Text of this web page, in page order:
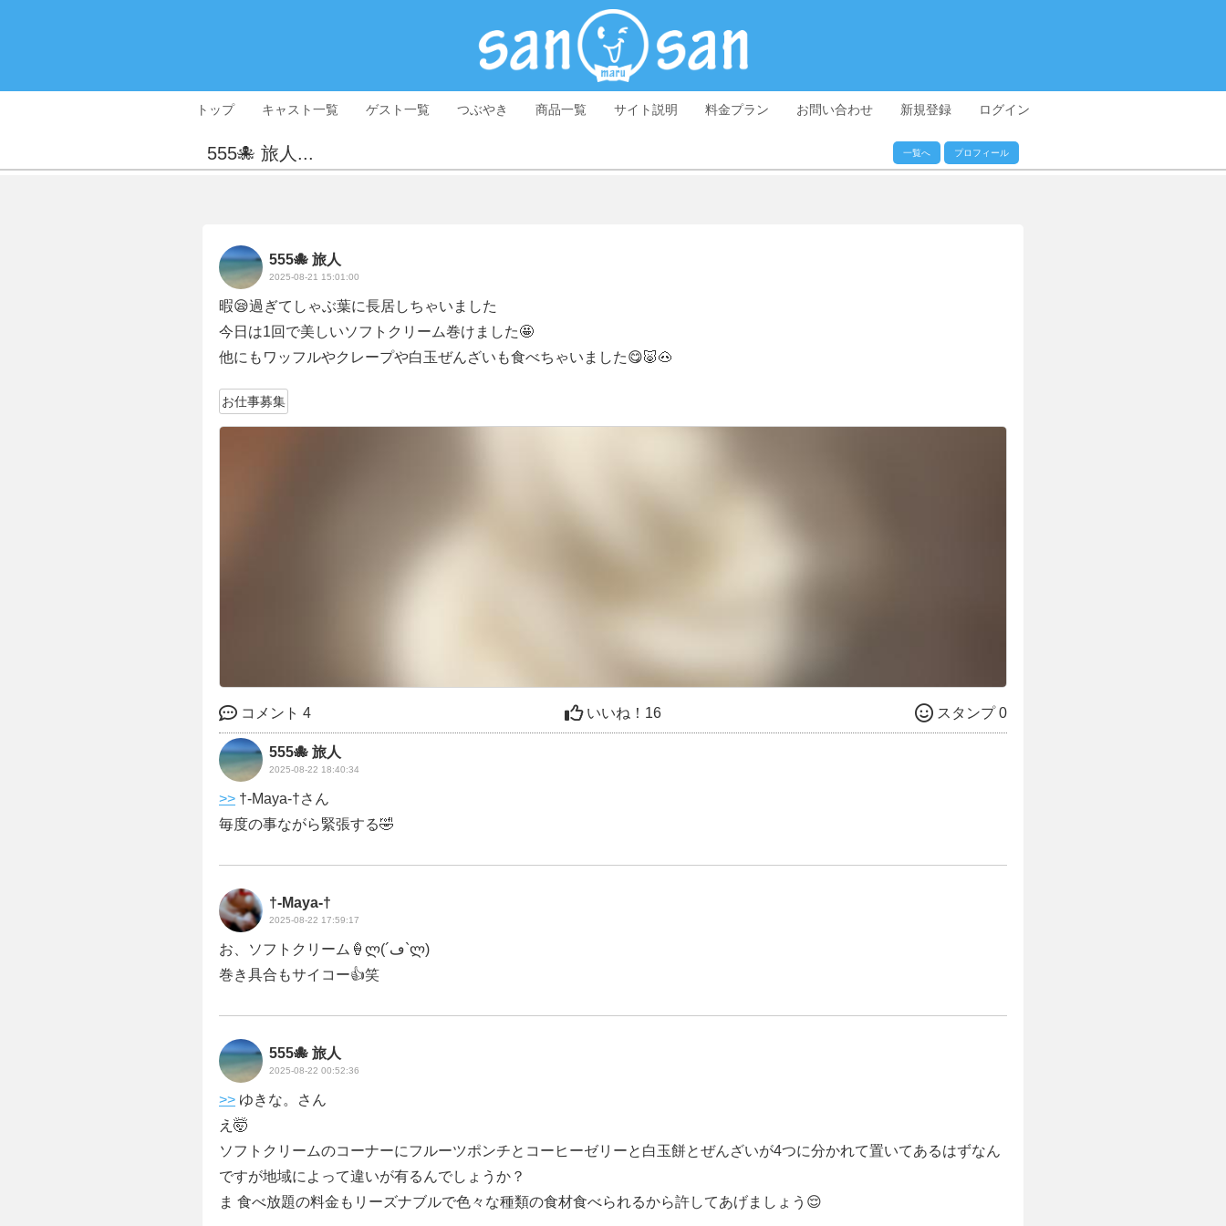
トップ キャスト一覧 ゲスト一覧 つぶやき 商品一覧 サイト説明 料金プラン お問い合わせ 新規登録 ログイン
555🐙 旅人... 一覧へ プロフィール
555🐙 旅人
2025-08-21 15:01:00
暇😪過ぎてしゃぶ葉に長居しちゃいました
今日は1回で美しいソフトクリーム巻けました🤩
他にもワッフルやクレープや白玉ぜんざいも食べちゃいました😋🐷🐽
お仕事募集
コメント 4 いいね！ 16 スタンプ 0
555🐙 旅人
2025-08-22 18:40:34
>> †-Maya-†さん
毎度の事ながら緊張する🤣
†-Maya-†
2025-08-22 17:59:17
お、ソフトクリーム🍦ლ(´ڡ`ლ)
巻き具合もサイコー👍️笑
555🐙 旅人
2025-08-22 00:52:36
>> ゆきな。さん
え🤯
ソフトクリームのコーナーにフルーツポンチとコーヒーゼリーと白玉餅とぜんざいが4つに分かれて置いてあるはずなん
ですが地域によって違いが有るんでしょうか？
ま 食べ放題の料金もリーズナブルで色々な種類の食材食べられるから許してあげましょう😌